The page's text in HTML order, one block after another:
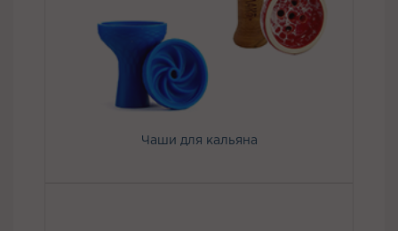
Чаши для кальяна